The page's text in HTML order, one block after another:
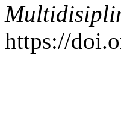
https://